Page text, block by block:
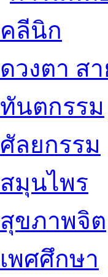
คลีนิก
ดวงตา ส
ทันตกรรม
ศัลยกรรม
สมุนไพร
สุขภาพจิต
เพศศึกษา